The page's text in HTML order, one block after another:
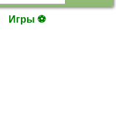
Игры ⚽